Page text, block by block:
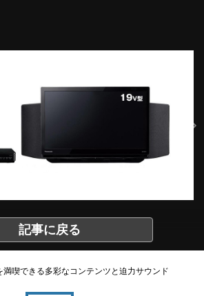
記事に戻る
満喫できる多彩なコンテンツと迫力サウンド